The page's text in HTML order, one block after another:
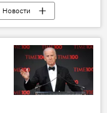
Новости